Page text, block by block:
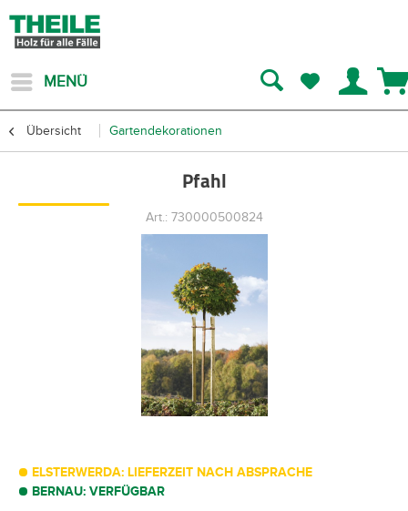
MENÜ
Übersicht Gartendekorationen
Pfahl
Art.: 730000500824
ELSTERWERDA: LIEFERZEIT NACH ABSPRACHE
BERNAU: VERFÜGBAR